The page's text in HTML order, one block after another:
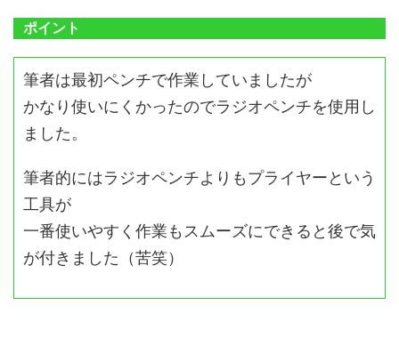
ポイント
筆者は最初ペンチで作業していましたが
かなり使いにくかったのでラジオペンチを使用し
ました。
筆者的にはラジオペンチよりもプライヤーという
工具が
一番使いやすく作業もスムーズにできると後で気
が付きました（苦笑）